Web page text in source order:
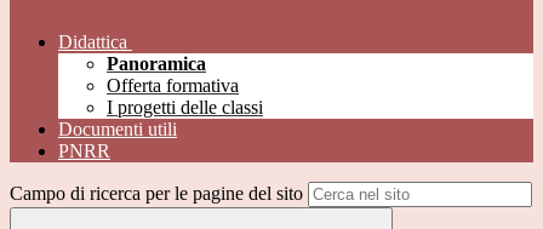
Didattica
Panoramica
Offerta formativa
I progetti delle classi
Documenti utili
PNRR
Campo di ricerca per le pagine del sito